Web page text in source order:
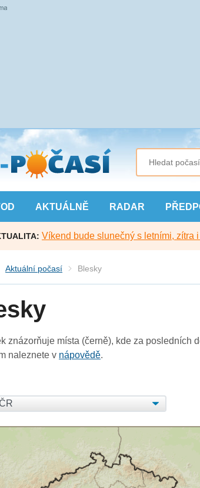
AKTUÁLNĚ RADAR
Víkend bude slunečný s letními, zítra
Aktuální počasí Blesky
znázorňuje místa (černě), kde za posledních
naleznete v nápovědě.